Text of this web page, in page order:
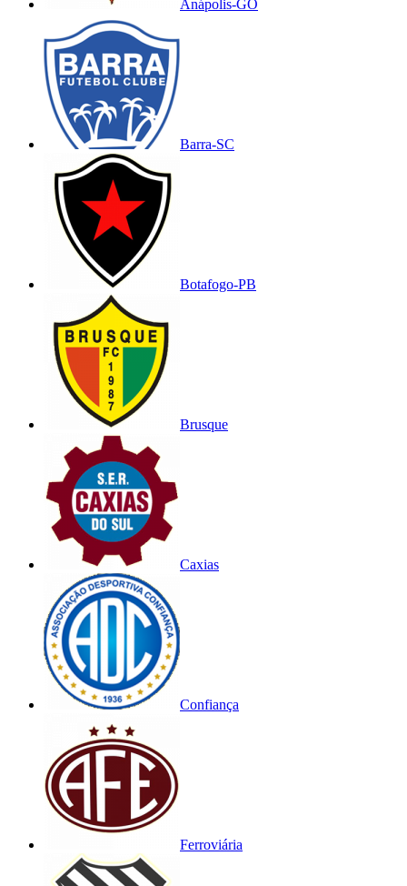
Anápolis-GO
Barra-SC
Botafogo-PB
Brusque
Caxias
Confiança
Ferroviária